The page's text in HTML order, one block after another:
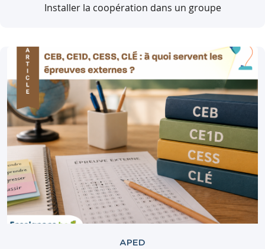
Installer la coopération dans un groupe
APED